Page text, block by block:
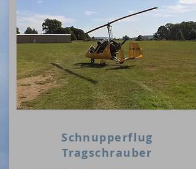
Schnupperflug
Tragschrauber